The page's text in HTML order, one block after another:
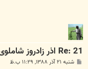
Re: 21 اذر زادروز شاملوی بزرگ ، شاعر آزادی!
شنبه ۲۱ آذر ۱۳۸۸, ۱۱:۲۹ ب.ظ